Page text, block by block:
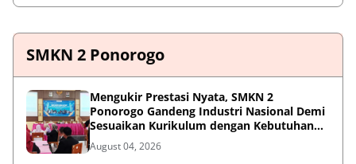
SMKN 2 Ponorogo
Mengukir Prestasi Nyata, SMKN 2
Ponorogo Gandeng Industri Nasional Demi
Sesuaikan Kurikulum dengan Kebutuhan
Dunia Kerja
August 04, 2026